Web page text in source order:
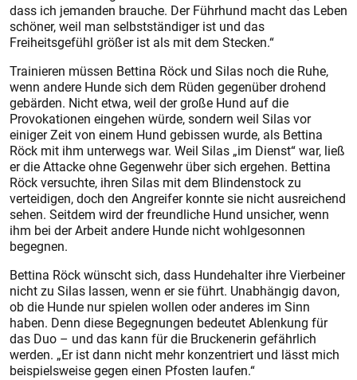
dass ich jemanden brauche. Der Führhund macht das Leben
schöner, weil man selbstständiger ist und das
Freiheitsgefühl größer ist als mit dem Stecken.“
Trainieren müssen Bettina Röck und Silas noch die Ruhe,
wenn andere Hunde sich dem Rüden gegenüber drohend
gebärden. Nicht etwa, weil der große Hund auf die
Provokationen eingehen würde, sondern weil Silas vor
einiger Zeit von einem Hund gebissen wurde, als Bettina
Röck mit ihm unterwegs war. Weil Silas „im Dienst“ war, ließ
er die Attacke ohne Gegenwehr über sich ergehen. Bettina
Röck versuchte, ihren Silas mit dem Blindenstock zu
verteidigen, doch den Angreifer konnte sie nicht ausreichend
sehen. Seitdem wird der freundliche Hund unsicher, wenn
ihm bei der Arbeit andere Hunde nicht wohlgesonnen
begegnen.
Bettina Röck wünscht sich, dass Hundehalter ihre Vierbeiner
nicht zu Silas lassen, wenn er sie führt. Unabhängig davon,
ob die Hunde nur spielen wollen oder anderes im Sinn
haben. Denn diese Begegnungen bedeutet Ablenkung für
das Duo – und das kann für die Bruckenerin gefährlich
werden. „Er ist dann nicht mehr konzentriert und lässt mich
beispielsweise gegen einen Pfosten laufen.“